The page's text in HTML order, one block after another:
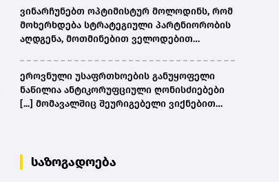
ვინარჩუნებთ ოპტიმისტურ მოლოდინს, რომ
მოხერხდება სტრატეგიული პარტნიორობის
აღდგენა, მოთმინებით ველოდებით
ეროვნული უსაფრთხოების განუყოფელი
ნაწილია ანტიკორუფციული ღონისძიებები
[...] მომავალშიც შეურიგებელი ვიქნებით
საზოგადოება